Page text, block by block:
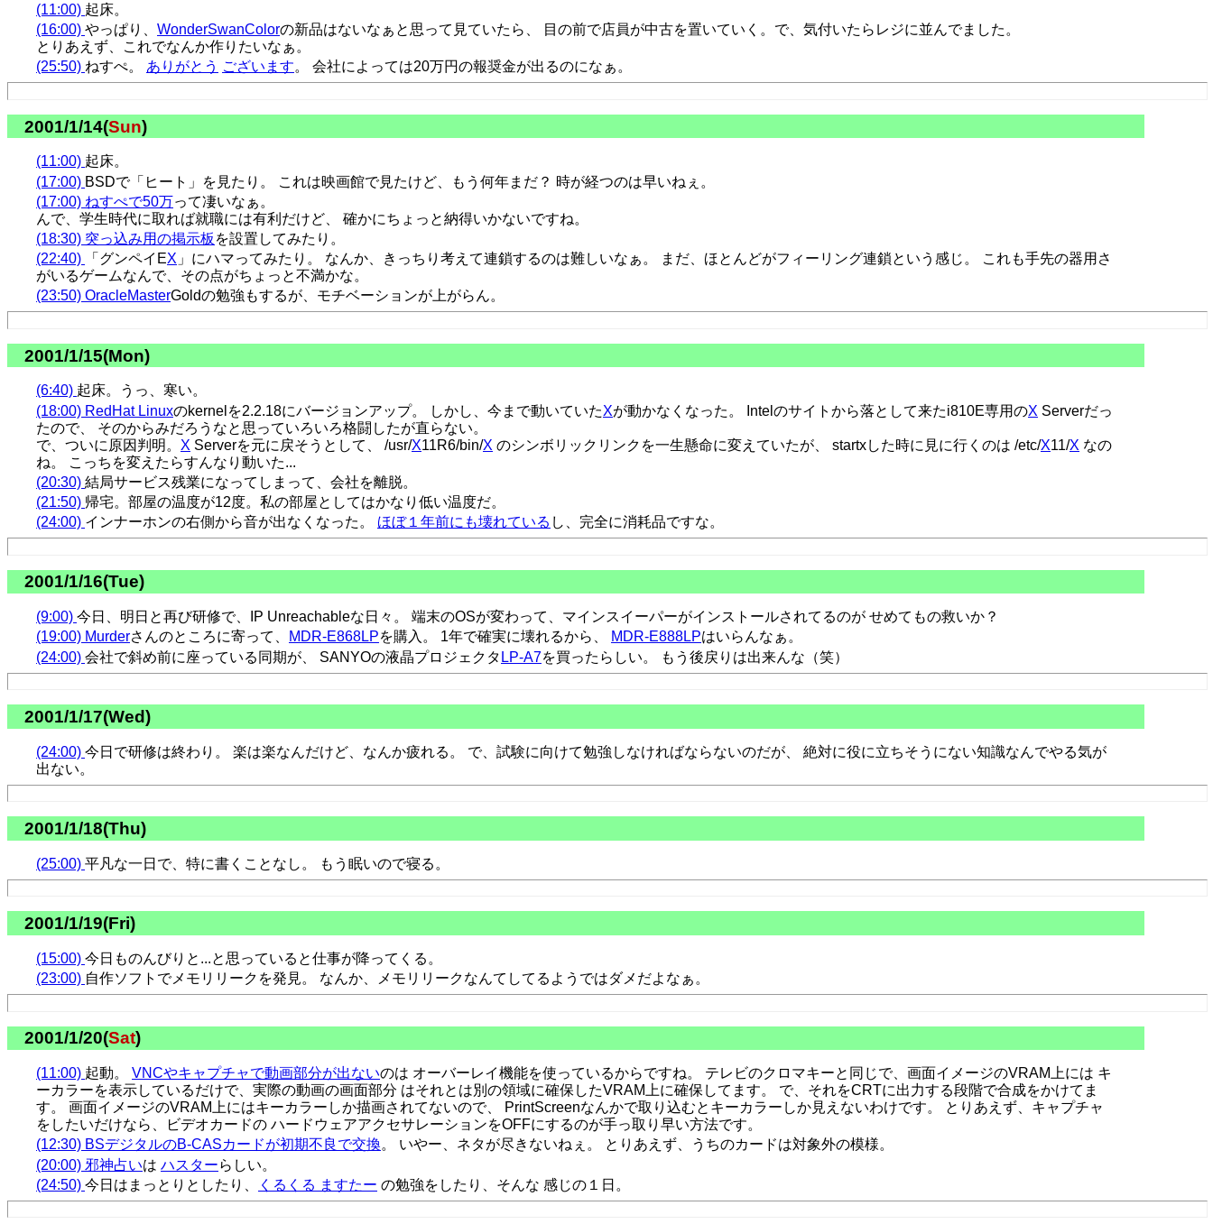
(11:00) 起床。
(16:00) やっぱり、 WonderSwanColorの新品はないなぁと思って見ていたら、 目の前で店員が中古を置いていく。で、気付いたらレジに並んでました。
とりあえず、これでなんか作りたいなぁ。
(25:50) ねすぺ。 ありがとう ございます。 会社によっては20万円の報奨金が出るのになぁ。
2001/1/14(Sun)
(11:00) 起床。
(17:00) BSDで「ヒート」を見たり。 これは映画館で見たけど、もう何年まだ？ 時が経つのは早いねぇ。
(17:00) ねすぺで50万って凄いなぁ。
んで、学生時代に取れば就職には有利だけど、 確かにちょっと納得いかないですね。
(18:30) 突っ込み用の掲示板 を設置してみたり。
(22:40)
「グンペイEX 」にハマってみたり。 なんか、きっちり考えて連鎖するのは難しいなぁ。 まだ、ほとんどがフィーリング連鎖という感じ。 これも手先の器用さ
がいるゲームなんで、その点がちょっと不満かな。
(23:50) OracleMasterGoldの勉強もするが、モチベーションが上がらん。
2001/1/15(Mon)
(6:40) 起床。うっ、寒い。
(18:00) RedHat Linuxのkernelを2.2.18にバージョンアップ。 しかし、今まで動いていたXが動かなくなった。 Intelのサイトから落として来たi810E専用のX Serverだっ
たので、 そのからみだろうなと思っていろいろ格闘したが直らない。
で、ついに原因判明。 X Serverを元に戻そうとして、 /usr/X11R6/bin/X のシンボリックリンクを一生懸命に変えていたが、 startxした時に見に行くのは /etc/X11/X なの
ね。 こっちを変えたらすんなり動いた...
(20:30) 結局サービス残業になってしまって、会社を離脱。
(21:50) 帰宅。部屋の温度が12度。私の部屋としてはかなり低い温度だ。
(24:00) インナーホンの右側から音が出なくなった。 ほぼ１年前にも壊れている し、完全に消耗品ですな。
2001/1/16(Tue)
(9:00) 今日、明日と再び研修で、IP Unreachableな日々。 端末のOSが変わって、マインスイーパーがインストールされてるのが せめてもの救いか？
(19:00) Murderさんのところに寄って、 MDR-E868LPを購入。 1年で確実に壊れるから、 MDR-E888LPはいらんなぁ。
(24:00) 会社で斜め前に座っている同期が、 SANYOの液晶プロジェクタ LP-A7を買ったらしい。 もう後戻りは出来んな（笑）
2001/1/17(Wed)
(24:00) 今日で研修は終わり。 楽は楽なんだけど、なんか疲れる。 で、試験に向けて勉強しなければならないのだが、 絶対に役に立ちそうにない知識なんでやる気が
出ない。
2001/1/18(Thu)
(25:00) 平凡な一日で、特に書くことなし。 もう眠いので寝る。
2001/1/19(Fri)
(15:00) 今日ものんびりと...と思っていると仕事が降ってくる。
(23:00) 自作ソフトでメモリリークを発見。 なんか、メモリリークなんてしてるようではダメだよなぁ。
2001/1/20(Sat)
(11:00) 起動。 VNCやキャプチャで動画部分が出ないのは オーバーレイ機能を使っているからですね。 テレビのクロマキーと同じで、画面イメージのVRAM上には キ
ーカラーを表示しているだけで、実際の動画の画面部分 はそれとは別の領域に確保したVRAM上に確保してます。 で、それをCRTに出力する段階で合成をかけてま
す。 画面イメージのVRAM上にはキーカラーしか描画されてないので、 PrintScreenなんかで取り込むとキーカラーしか見えないわけです。 とりあえず、キャプチャ
をしたいだけなら、ビデオカードの ハードウェアアクセサレーションをOFFにするのが手っ取り早い方法です。
(12:30) BSデジタルのB-CASカードが初期不良で交換。 いやー、ネタが尽きないねぇ。 とりあえず、うちのカードは対象外の模様。
(20:00) 邪神占いは ハスターらしい。
(24:50) 今日はまっとりとしたり、 くるくる ますたー の勉強をしたり、そんな 感じの１日。